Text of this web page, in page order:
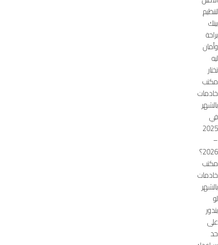
لتنظيم
بيتك
براحة
وأمان
ليه
تختار
مكتب
خادمات
بالشهر
في
2025
–
2026؟
مكتب
خادمات
بالشهر
لو
بتدور
على
حد